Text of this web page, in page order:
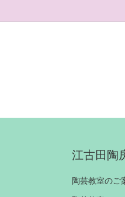
江古田陶
陶芸教室のご